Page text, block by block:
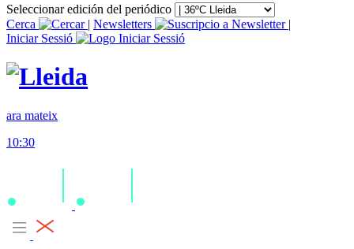
Seleccionar edición del periódico
Cerca
| Newsletters
|
Iniciar Sessió
ara mateix
10:30